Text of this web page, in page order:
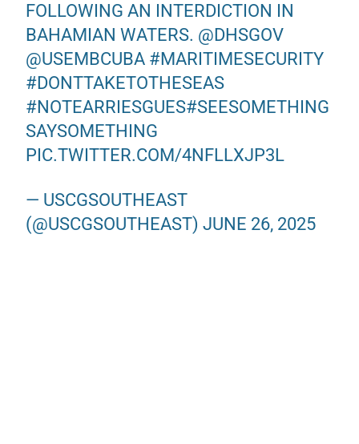
FOLLOWING AN INTERDICTION IN
BAHAMIAN WATERS. @DHSGOV
@USEMBCUBA #MARITIMESECURITY
#DONTTAKETOTHESEAS
#NOTEARRIESGUES#SEESOMETHING
SAYSOMETHING
PIC.TWITTER.COM/4NFLLXJP3L
— USCGSOUTHEAST
(@USCGSOUTHEAST)JUNE 26, 2025